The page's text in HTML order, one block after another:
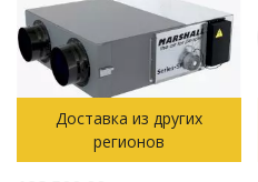
Доставка из других
регионов